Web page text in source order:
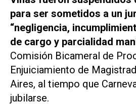
para ser sometidos a un
“negligencia,
de cargo y parcialidad
Comisión Bicameral de
Enjuiciamiento de
Aires, al tiempo que
jubilarse.